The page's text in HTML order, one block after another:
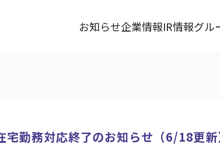
お知らせ企業情報IR情報グル
宅勤務対応終了のお知らせ（6/18更新